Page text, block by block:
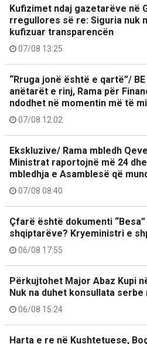
Kufizimet ndaj gazetarëve në
rregullores së re: Siguria nuk
kufizuar transparencën
07/08 13:25
“Rruga jonë është e qartë”/
anëtarët e rinj, Rama për
ndodhet në momentin më të
07/08 12:02
Ekskluzive/ Rama mbledh
Ministrat raportojnë më 24
mbledhja e Asamblesë që
07/08 08:40
Çfarë është dokumenti
shqiptarëve? Kryeministri e
06/08 17:55
Përkujtohet Major Abaz Kupi
Nuk na duhet konsullata
06/08 15:24
Harta e re në Kushtetuese,